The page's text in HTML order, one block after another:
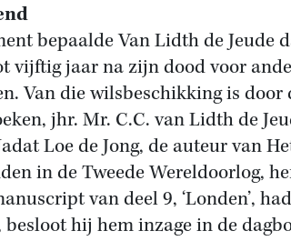
bepaalde Van Lidth de Jeude
vijftig jaar na zijn dood voor
Van die wilsbeschikking is door
jhr. Mr. C.C. van Lidth de
Loe de Jong, de auteur van
in de Tweede Wereldoorlog,
van deel 9, ‘Londen’, had
besloot hij hem inzage in de